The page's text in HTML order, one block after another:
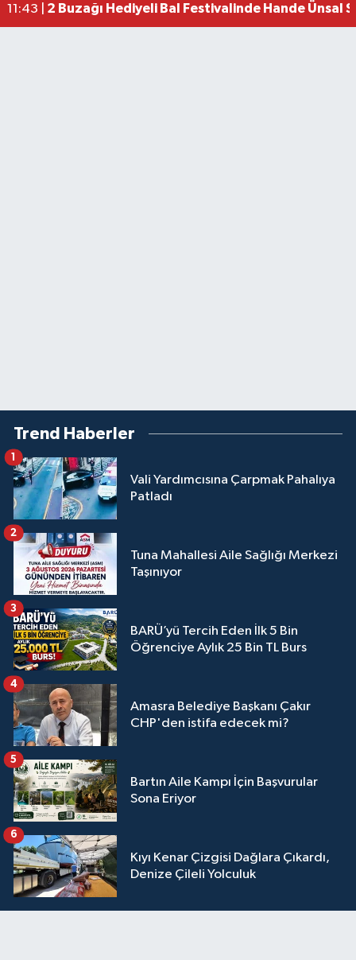
11:43 | 2 Buzağı Hediyeli Bal Festivalinde Hande Ünsal
Trend Haberler
Vali Yardımcısına Çarpmak Pahalıya
Patladı
1
Tuna Mahallesi Aile Sağlığı Merkezi
Taşınıyor
2
BARÜ’yü Tercih Eden İlk 5 Bin
Öğrenciye Aylık 25 Bin TL Burs
3
Amasra Belediye Başkanı Çakır
CHP'den istifa edecek mi?
4
Bartın Aile Kampı İçin Başvurular
Sona Eriyor
5
Kıyı Kenar Çizgisi Dağlara Çıkardı,
Denize Çileli Yolculuk
6